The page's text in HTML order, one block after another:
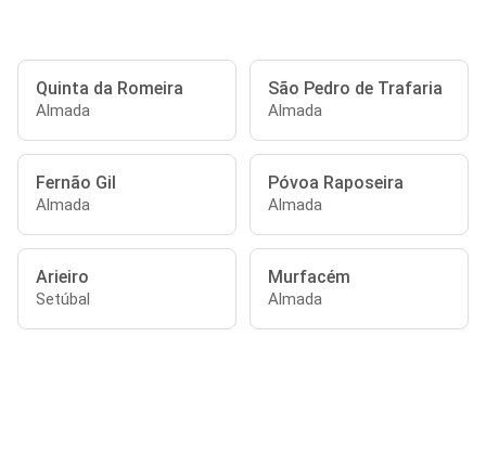
Quinta da Romeira
Almada
São Pedro de Trafaria
Almada
Fernão Gil
Almada
Póvoa Raposeira
Almada
Arieiro
Setúbal
Murfacém
Almada